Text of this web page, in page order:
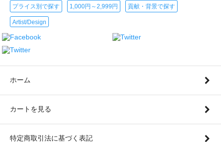
プライス別で探す 1,000円～2,999円 貢献・背景で探す
Artist/Design
ホーム
カートを見る
特定商取引法に基づく表記